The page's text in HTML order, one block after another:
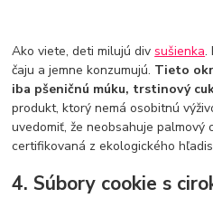
Ako viete, deti milujú divsušienka.
čaju a jemne konzumujú. Tieto
iba pšeničnú múku, trstinový
produkt, ktorý nemá osobitnú
uvedomiť, že neobsahuje palmový
certifikovaná z ekologického
4. Súbory cookie s